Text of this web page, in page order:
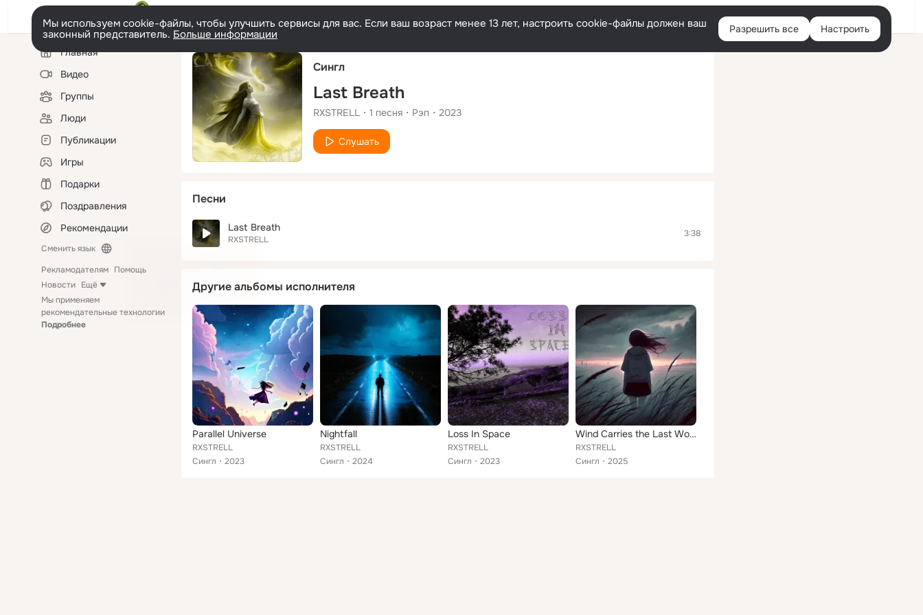
Русский Войти
Мы используем cookie-файлы, чтобы улучшить сервисы для вас. Если ваш возраст менее 13 лет, настроить cookie-файлы должен ваш
законный представитель. Больше информации Разрешить все Настроить
Левая
колонкаГлавная
Видео
Группы
Люди
Публикации
Игры
Подарки
Поздравления
Рекомендации
Сменить язык
Рекламодателям Помощь
Новости Ещё
Мы применяем
рекомендательные технологии
Подробнее
Сингл
Last Breath
RXSTRELL 1 песня Рэп 2023
Слушать
Песни
Last Breath
RXSTRELL
3:38
Другие альбомы исполнителя
Parallel Universe
RXSTRELL
Сингл
2023
Nightfall
RXSTRELL
Сингл
2024
Loss In Space
RXSTRELL
Сингл
2023
Wind Carries the Last Words
RXSTRELL
Сингл
2025